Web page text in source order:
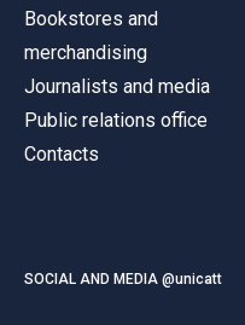
Bookstores and
merchandising
Journalists and media
Public relations office
Contacts
SOCIAL AND MEDIA @unicatt